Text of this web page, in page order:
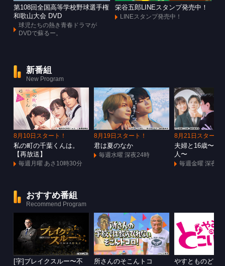
第108回全国高等学校野球選手権
和歌山大会 DVD
球児たちの熱き青春ドラマが
DVDで蘇るー。
栄谷五郎LINEスタンプ発売中！
LINEスタンプ発売中！
新番組
New Program
8月10日スタート！
私の町の千葉くんは。
【再放送】
毎週月曜 あさ10時30分
8月19日スタート！
君は夏のなか
毎週水曜 深夜24時
8月21日スタート
夫婦と16歳〜狂
人〜
毎週金曜 深夜1
おすすめ番組
Recommend Program
[字]ブレイクスルー〜不
所さんのそこんトコ
やすとものどこ